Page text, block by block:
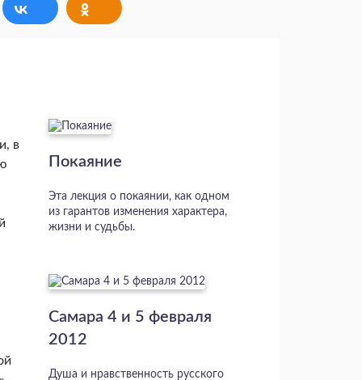
в
Покаяние
Эта лекция о покаянии, как одном
из гарантов изменения характера,
жизни и судьбы.
Самара 4 и 5 февраля
2012
Душа и нравственность русского